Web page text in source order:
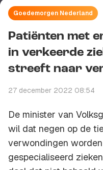
Goedemorgen Nederland
Patiënten met
in verkeerde
streeft naar
27 december 2022 08:54
De minister van
wil dat negen op de
verwondingen
gespecialiseerd